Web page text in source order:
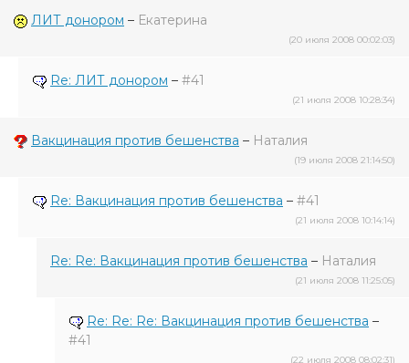
ЛИТ донором – Екатерина
(20 июля 2008 00:02:03)
Re: ЛИТ донором – #41
(21 июля 2008 10:28:34)
Вакцинация против бешенства – Наталия
(19 июля 2008 21:14:50)
Re: Вакцинация против бешенства – #41
(21 июля 2008 10:14:14)
Re: Re: Вакцинация против бешенства – Наталия
(21 июля 2008 11:25:05)
Re: Re: Re: Вакцинация против бешенства –
#41
(22 июля 2008 08:02:31)